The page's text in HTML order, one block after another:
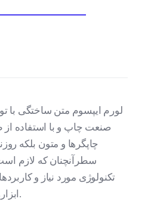
لورم ایپسوم متن ساختگی با
صنعت چاپ و با استفاده
چاپگرها و متون بلکه
سطرآنچنان که لازم
تکنولوژی مورد نیاز و
ابزارهای کاربردی می باشد.